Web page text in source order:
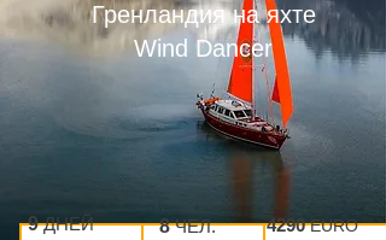
Гренландия на яхте
Wind Dancer
9 ДНЕЙ 8 ЧЕЛ. 4290 EURO